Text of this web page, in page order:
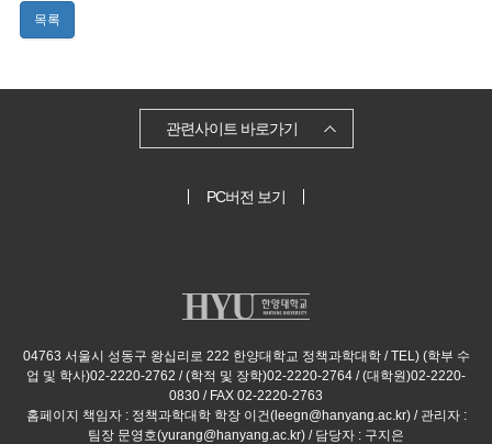
목록
관련사이트 바로가기
PC버전 보기
04763 서울시 성동구 왕십리로 222 한양대학교 정책과학대학 / TEL) (학부 수
업 및 학사)02-2220-2762 / (학적 및 장학)02-2220-2764 / (대학원)02-2220-
0830 / FAX 02-2220-2763
홈페이지 책임자 : 정책과학대학 학장 이건(leegn@hanyang.ac.kr) / 관리자 :
팀장 문영호(yurang@hanyang.ac.kr) / 담당자 : 구지은